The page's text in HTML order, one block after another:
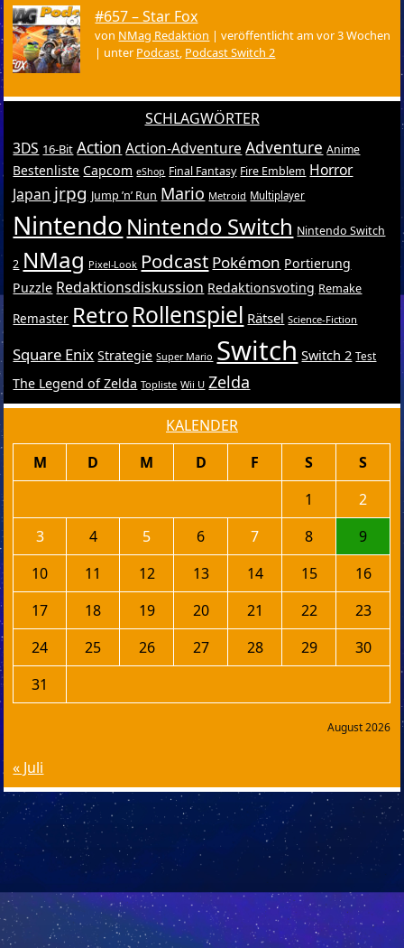
#657 – Star Fox
von NMag Redaktion |veröffentlicht am vor 3 Wochen
| unter Podcast, Podcast Switch 2
SCHLAGWÖRTER
3DS 16-Bit Action Action-Adventure Adventure Anime
Bestenliste Capcom eShop Final Fantasy Fire Emblem Horror
Japan jrpg Jump ’n’ Run Mario Metroid Multiplayer
Nintendo Nintendo Switch Nintendo Switch
2 NMag Pixel-Look Podcast Pokémon Portierung
Puzzle Redaktionsdiskussion Redaktionsvoting Remake
Remaster RetroRollenspiel Rätsel Science-Fiction
Square Enix Strategie Super Mario Switch Switch 2 Test
The Legend of Zelda Topliste Wii U Zelda
KALENDER
August 2026
M D M D F S
S
1
2
3
4 5 6 7 8
9
10
11 12 13 14 15
16
17
18 19 20 21 22
23
24
25 26 27 28 29
30
31
« Juli